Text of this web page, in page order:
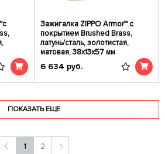
Зажигалка ZIPPO Armor™ с
покрытием Brushed Brass,
латунь/сталь, золотистая,
матовая, 38x13x57 мм
6 634 руб.
ПОКАЗАТЬ ЕЩЕ
1 2